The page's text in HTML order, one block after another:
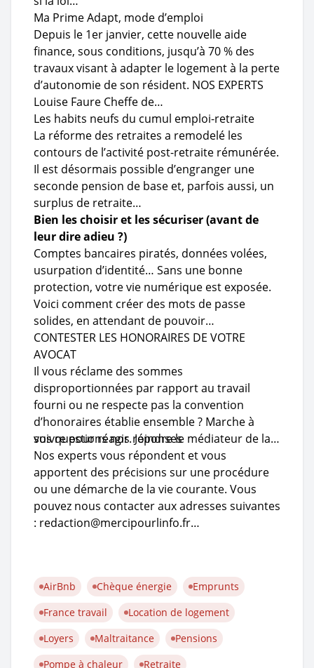
Ma Prime Adapt, mode d’emploi
Depuis le 1er janvier, cette nouvelle aide
finance, sous conditions, jusqu’à 70 % des
travaux visant à adapter le logement à la perte
d’autonomie de son résident. NOS EXPERTS
Louise Faure Cheffe de…
Les habits neufs du cumul emploi-retraite
La réforme des retraites a remodelé les
contours de l’activité post-retraite rémunérée.
Il est désormais possible d’engranger une
seconde pension de base et, parfois aussi, un
surplus de retraite…
Bien les choisir et les sécuriser (avant de
leur dire adieu ?)
Comptes bancaires piratés, données volées,
usurpation d’identité… Sans une bonne
protection, votre vie numérique est exposée.
Voici comment créer des mots de passe
solides, en attendant de pouvoir…
CONTESTER LES HONORAIRES DE VOTRE
AVOCAT
Il vous réclame des sommes
disproportionnées par rapport au travail
fourni ou ne respecte pas la convention
d’honoraires établie ensemble ? Marche à
suivre pour réagir. Joindre le médiateur de la…
vos questions nos réponses
Nos experts vous répondent et vous
apportent des précisions sur une procédure
ou une démarche de la vie courante. Vous
pouvez nous contacter aux adresses suivantes
: redaction@mercipourlinfo.fr…
AirBnb Chèque énergie
Emprunts
France travail
Location de logement
Loyers
Maltraitance
Pensions
Pompe à chaleur
Retraite